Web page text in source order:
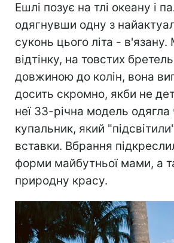
Ешлі позує на тлі океану і
одягнувши одну з
суконь цього літа -
відтінку, на товстих
довжиною до колін, вона
досить скромно, якби не
неї 33-річна модель одягла
купальник, який
вставки. Вбрання
форми майбутньої мами, а
природну красу.